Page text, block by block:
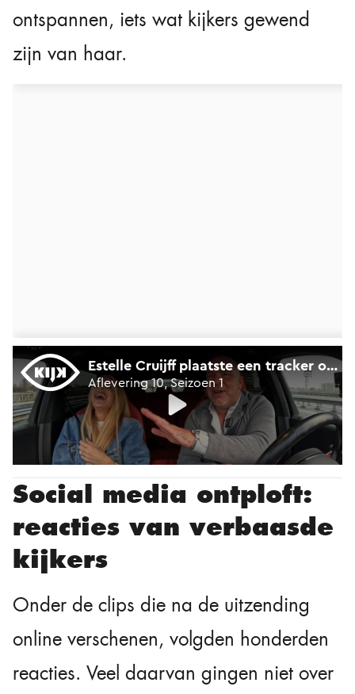
ontspannen, iets wat kijkers gewend
zijn van haar.
Social media ontploft:
reacties van verbaasde
kijkers
Onder de clips die na de uitzending
online verschenen, volgden honderden
reacties. Veel daarvan gingen niet over